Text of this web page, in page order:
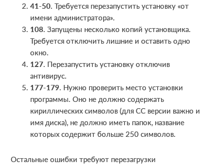
41-50. Требуется перезапустить установку «от
имени администратора».
108. Запущены несколько копий установщика.
Требуется отключить лишние и оставить одно
окно.
127. Перезапустить установку отключив
антивирус.
177-179. Нужно проверить место установки
программы. Оно не должно содержать
кириллических символов (для СС версии важно и
имя диска), не должно иметь папок, название
которых содержит больше 250 символов.
Остальные ошибки требуют перезагрузки